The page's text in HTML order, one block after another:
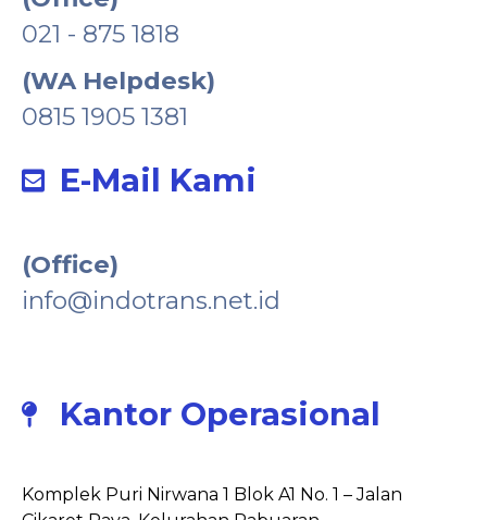
021 - 875 1818
(WA Helpdesk)
0815 1905 1381
E-Mail Kami
(Office)
info@indotrans.net.id
Kantor Operasional
Komplek Puri Nirwana 1 Blok A1 No. 1 – Jalan